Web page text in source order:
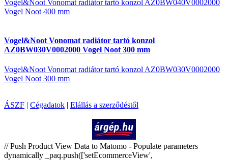
Vogel&Noot Vonomat radiátor tartó konzol AZ0BW040V0002000
Vogel Noot 400 mm
Vogel&Noot Vonomat radiátor tartó konzol
AZ0BW030V0002000 Vogel Noot 300 mm
Vogel&Noot Vonomat radiátor tartó konzol AZ0BW030V0002000
Vogel Noot 300 mm
ÁSZF | Cégadatok | Elállás a szerződéstől
// Push Product View Data to Matomo - Populate parameters
dynamically _paq.push(['setEcommerceView',